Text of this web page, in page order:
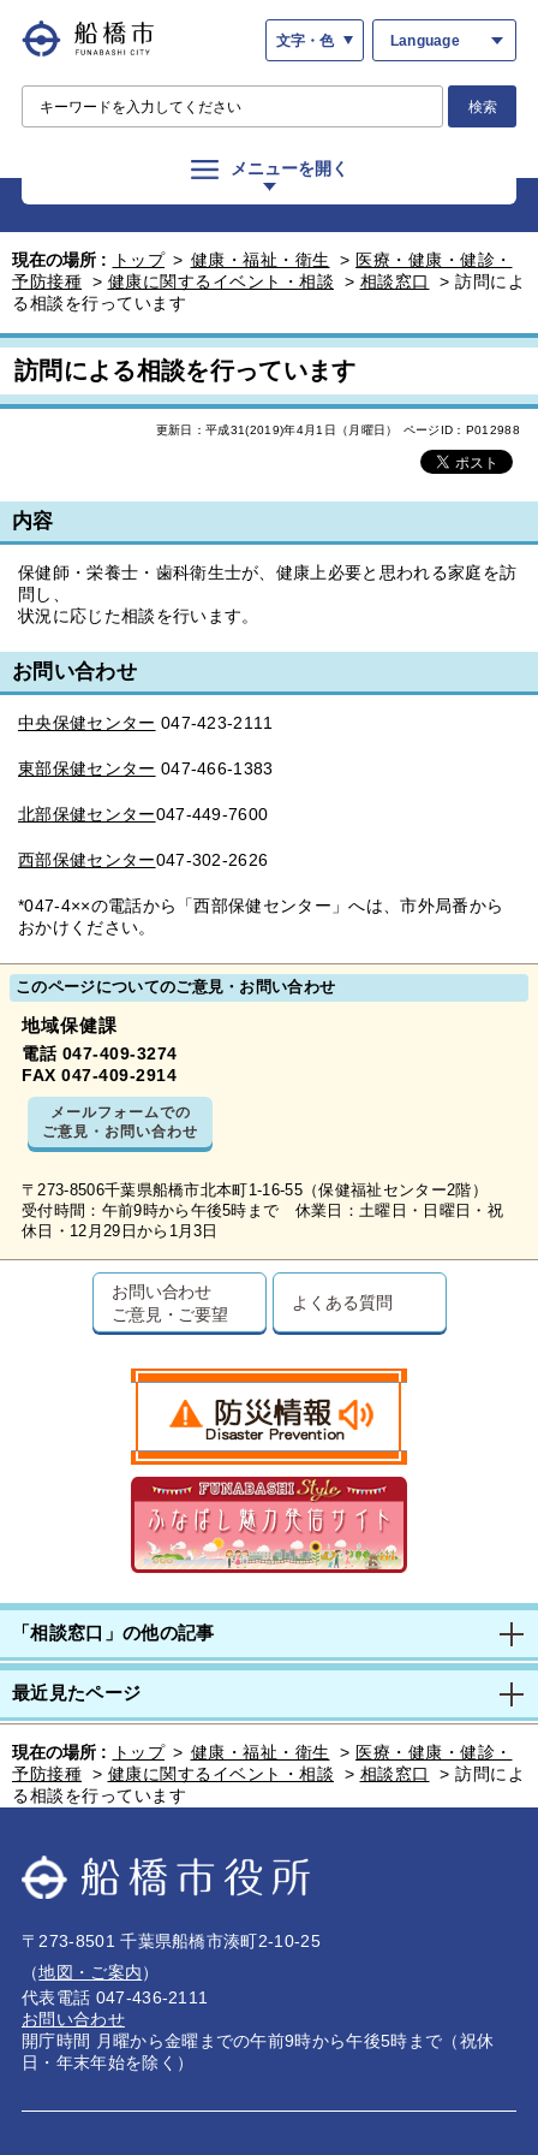
文字・色 Language
検索
メニューを開く
現在の場所 : トップ > 健康・福祉・衛生 > 医療・健康・健診・
予防接種 > 健康に関するイベント・相談 > 相談窓口 > 訪問によ
る相談を行っています
訪問による相談を行っています
更新日：平成31(2019)年4月1日（月曜日） ページID：P012988
内容
保健師・栄養士・歯科衛生士が、健康上必要と思われる家庭を訪
問し、
状況に応じた相談を行います。
お問い合わせ
中央保健センター 047-423-2111
東部保健センター 047-466-1383
北部保健センター047-449-7600
西部保健センター047-302-2626
*047-4××の電話から「西部保健センター」へは、市外局番から
おかけください。
このページについてのご意見・お問い合わせ
地域保健課
電話 047-409-3274
FAX 047-409-2914
メールフォームでの
ご意見・お問い合わせ
〒273-8506千葉県船橋市北本町1-16-55（保健福祉センター2階）
受付時間：午前9時から午後5時まで 休業日：土曜日・日曜日・祝
休日・12月29日から1月3日
お問い合わせ
ご意見・ご要望
よくある質問
「相談窓口」の他の記事
最近見たページ
現在の場所 : トップ > 健康・福祉・衛生 > 医療・健康・健診・
予防接種 > 健康に関するイベント・相談 > 相談窓口 > 訪問によ
る相談を行っています
〒273-8501 千葉県船橋市湊町2-10-25
（地図・ご案内）
代表電話 047-436-2111
お問い合わせ
開庁時間 月曜から金曜までの午前9時から午後5時まで（祝休
日・年末年始を除く）